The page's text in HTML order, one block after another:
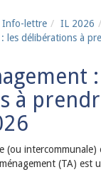
Info-lettre IL 2026
les délibérations à
à
(ou
(TA) est